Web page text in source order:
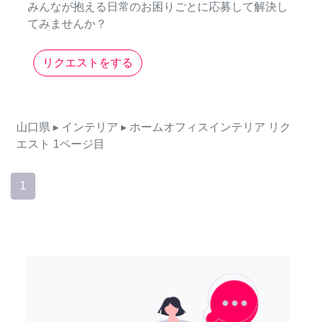
みんなが抱える日常のお困りごとに応募して解決し
てみませんか？
リクエストをする
山口県 ▸ インテリア ▸ ホームオフィスインテリア リク
エスト 1ページ目
1